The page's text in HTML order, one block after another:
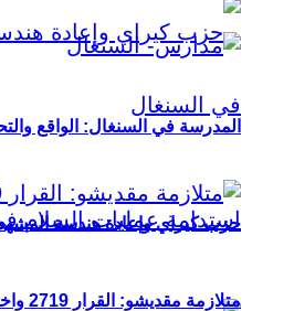
حزب كيراي وإعادة هندسة
المدرسة في السنغال: الواقع